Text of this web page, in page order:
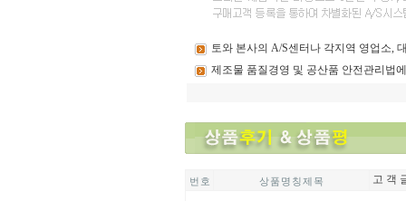
토와 본사의 A/S센터나 각지역 영업소,
제조물 품질경영 및 공산품 안전관리법
번 호 상 품 명 칭 제 목 고 객